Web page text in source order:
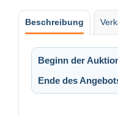
Beschreibung
Beginn der
Ende des